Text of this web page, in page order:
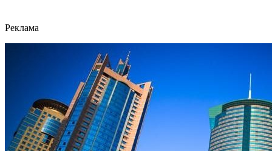
Реклама